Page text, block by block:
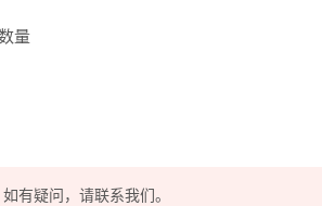
量
有疑问，请联系我们。